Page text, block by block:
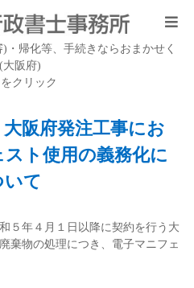
帰化等、手続きならおまかせく
大阪府)
クリック
大阪府発注工事にお
ト使用の義務化に
いて
５年４月１日以降に契約を行う大
棄物の処理につき、電子マニフェ